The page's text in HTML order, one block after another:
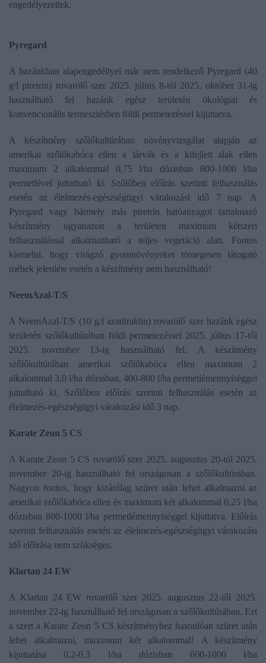
engedélyezettek.
Pyregard
A hazánkban alapengedéllyel már nem rendelkező Pyregard (40
g/l piretrin) rovarölő szer 2025. július 8-tól 2025. október 31-ig
használható fel hazánk egész területén ökológiai és
konvencionális termesztésben földi permetezéssel kijuttatva.
A készítmény szőlőkultúrában növényvizsgálat alapján az
amerikai szőlőkabóca ellen a lárvák és a kifejlett alak ellen
maximum 2 alkalommal 0,75 l/ha dózisban 800-1000 l/ha
permetlével juttatható ki. Szőlőben előírás szerinti felhasználás
esetén az élelmezés-egészségügyi várakozási idő 7 nap. A
Pyregard vagy bármely más piretrin hatóanyagot tartalmazó
készítmény ugyanazon a területen maximum kétszeri
felhasználással alkalmazható a teljes vegetáció alatt. Fontos
kiemelni, hogy virágzó gyomnövényeket tömegesen látogató
méhek jelenléte esetén a készítmény nem használható!
NeemAzal-T/S
A NeemAzal-T/S (10 g/l azadiraktin) rovarölő szer hazánk egész
területén szőlőkultúrában földi permetezéssel 2025. július 17-től
2025. november 13-ig használható fel. A készítmény
szőlőkultúrában amerikai szőlőkabóca ellen maximum 2
alkalommal 3,0 l/ha dózisban, 400-800 l/ha permetlémennyiséggel
juttatható ki. Szőlőben előírás szerinti felhasználás esetén az
élelmezés-egészségügyi várakozási idő 3 nap.
Karate Zeon 5 CS
A Karate Zeon 5 CS rovarölő szer 2025. augusztus 20-tól 2025.
november 20-ig használható fel országosan a szőlőkultúrában.
Nagyon fontos, hogy kizárólag szüret után lehet alkalmazni az
amerikai szőlőkabóca ellen és maximum két alkalommal 0,25 l/ha
dózisban 800-1000 l/ha permetlémennyiséggel kijuttatva. Előírás
szerinti felhasználás esetén az élelmezés-egészségügyi várakozási
idő előírása nem szükséges.
Klartan 24 EW
A Klartan 24 EW rovarölő szer 2025. augusztus 22-től 2025.
november 22-ig használható fel országosan a szőlőkultúrában. Ezt
a szert a Karate Zeon 5 CS készítményhez hasonlóan szüret után
lehet alkalmazni, maximum két alkalommal! A készítmény
kijuttatása 0,2-0,3 l/ha dózisban 600-1000 l/ha